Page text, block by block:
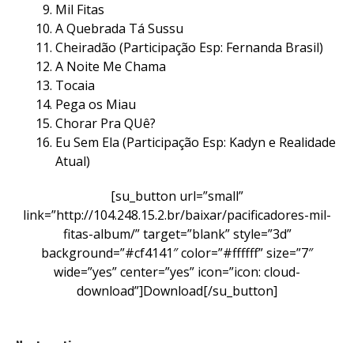
Mil Fitas
A Quebrada Tá Sussu
Cheiradão (Participação Esp: Fernanda Brasil)
A Noite Me Chama
Tocaia
Pega os Miau
Chorar Pra QUê?
Eu Sem Ela (Participação Esp: Kadyn e Realidade
Atual)
[su_button url=”small”
link=”http://104.248.15.2.br/baixar/pacificadores-mil-
fitas-album/” target=”blank” style=”3d”
background=”#cf4141″ color=”#ffffff” size=”7″
wide=”yes” center=”yes” icon=”icon: cloud-
download”]Download[/su_button]